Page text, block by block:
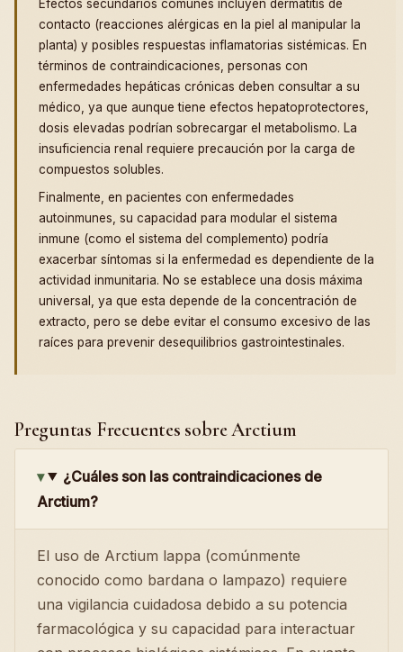
Efectos secundarios comunes incluyen dermatitis de
contacto (reacciones alérgicas en la piel al manipular la
planta) y posibles respuestas inflamatorias sistémicas. En
términos de contraindicaciones, personas con
enfermedades hepáticas crónicas deben consultar a su
médico, ya que aunque tiene efectos hepatoprotectores,
dosis elevadas podrían sobrecargar el metabolismo. La
insuficiencia renal requiere precaución por la carga de
compuestos solubles.
Finalmente, en pacientes con enfermedades
autoinmunes, su capacidad para modular el sistema
inmune (como el sistema del complemento) podría
exacerbar síntomas si la enfermedad es dependiente de la
actividad inmunitaria. No se establece una dosis máxima
universal, ya que esta depende de la concentración de
extracto, pero se debe evitar el consumo excesivo de las
raíces para prevenir desequilibrios gastrointestinales.
Preguntas Frecuentes sobre Arctium
¿Cuáles son las contraindicaciones de
Arctium?
El uso de Arctium lappa (comúnmente
conocido como bardana o lampazo) requiere
una vigilancia cuidadosa debido a su potencia
farmacológica y su capacidad para interactuar